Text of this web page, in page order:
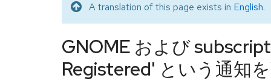
Translated message
A translation of this page exists in English.
GNOME および
Registered' という通知